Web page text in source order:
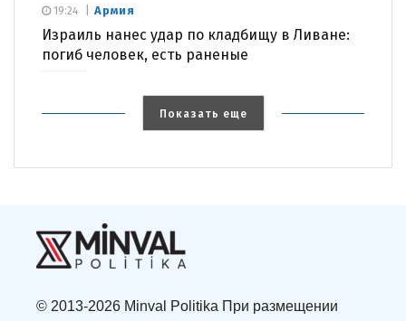
Армия
Израиль нанес удар по кладбищу в Ливане:
погиб человек, есть раненые
19:24
Показать еще
© 2013-2026 Minval Politika При размещении